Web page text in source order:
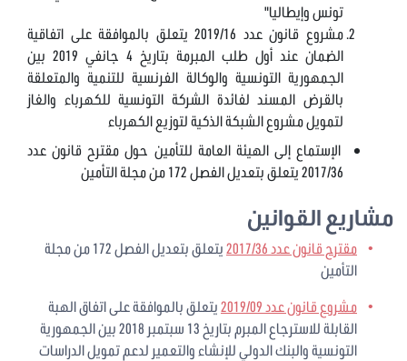
تونس وإيطاليا"
مشروع قانون عدد 2019/16 يتعلق بالموافقة على اتفاقية
الضمان عند أول طلب المبرمة بتاريخ 4 جانفي 2019 بين
الجمهورية التونسية والوكالة الفرنسية للتنمية والمتعلقة
بالقرض المسند لفائدة الشركة التونسية للكهرباء والغاز
لتمويل مشروع الشبكة الذكية لتوزيع الكهرباء
الإستماع إلى الهيئة العامة للتأمين حول مقترح قانون عدد
2017/36 يتعلق بتعديل الفصل 172 من مجلة التأمين
مشاريع القوانين
مقترح قانون عدد 2017/36
يتعلق بتعديل الفصل 172 من مجلة
التأمين
مشروع قانون عدد 2019/09
يتعلق بالموافقة على اتفاق الهبة
القابلة للاسترجاع المبرم بتاريخ 13 سبتمبر 2018 بين الجمهورية
التونسية والبنك الدولي للإنشاء والتعمير لدعم تمويل الدراسات